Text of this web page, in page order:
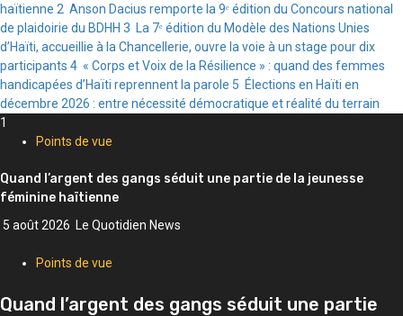
haïtienne 2 Anson Dacius remporte la 9ᵉ édition du Concours national
de plaidoirie du BDHH 3
La 7ᵉ édition du Modèle des Nations Unies
d’Haïti, accueillie à la Chancellerie, ouvre la voie à un stage pour dix
participants 4 « Corps et Voix de la Résilience » : quand des femmes
handicapées d’Haïti reprennent la parole 5 Élections en Haïti en
décembre 2026 : entre nécessité démocratique et réalité du terrain
1
Points de vue
Quand l’argent des gangs séduit une partie de la jeunesse
féminine haïtienne
5 août 2026 Le Quotidien News
Points de vue
Quand l’argent des gangs séduit une partie